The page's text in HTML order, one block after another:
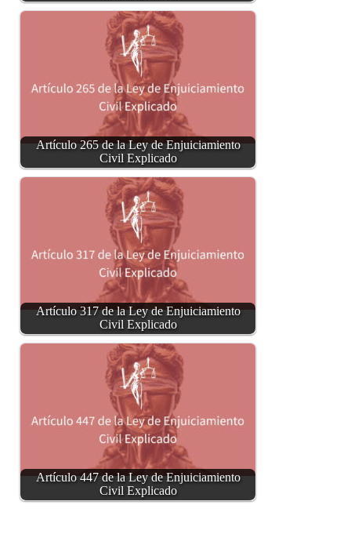
Artículo 265 de la Ley de Enjuiciamiento
Civil Explicado
Artículo 317 de la Ley de Enjuiciamiento
Civil Explicado
Artículo 447 de la Ley de Enjuiciamiento
Civil Explicado